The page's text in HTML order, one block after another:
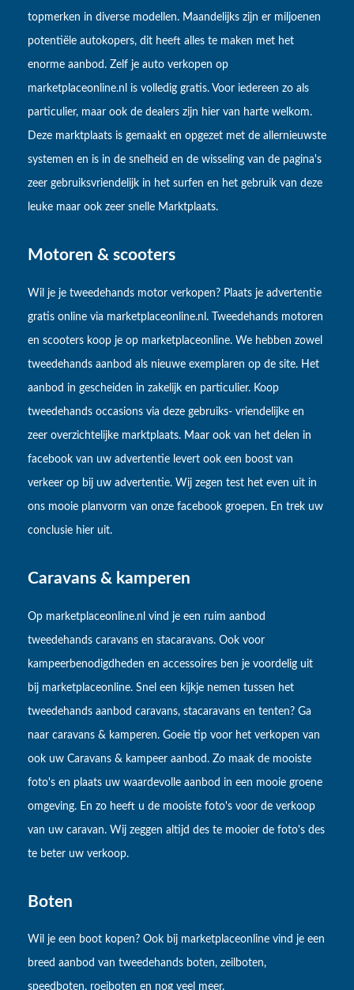
topmerken in diverse modellen. Maandelijks zijn er miljoenen
potentiële autokopers, dit heeft alles te maken met het
enorme aanbod. Zelf je auto verkopen op
marketplaceonline.nl is volledig gratis. Voor iedereen zo als
particulier, maar ook de dealers zijn hier van harte welkom.
Deze marktplaats is gemaakt en opgezet met de allernieuwste
systemen en is in de snelheid en de wisseling van de pagina's
zeer gebruiksvriendelijk in het surfen en het gebruik van deze
leuke maar ook zeer snelle Marktplaats.
Motoren & scooters
Wil je je tweedehands motor verkopen? Plaats je advertentie
gratis online via marketplaceonline.nl. Tweedehands motoren
en scooters koop je op marketplaceonline. We hebben zowel
tweedehands aanbod als nieuwe exemplaren op de site. Het
aanbod in gescheiden in zakelijk en particulier. Koop
tweedehands occasions via deze gebruiks- vriendelijke en
zeer overzichtelijke marktplaats. Maar ook van het delen in
facebook van uw advertentie levert ook een boost van
verkeer op bij uw advertentie. Wij zegen test het even uit in
ons mooie planvorm van onze facebook groepen. En trek uw
conclusie hier uit.
Caravans & kamperen
Op marketplaceonline.nl vind je een ruim aanbod
tweedehands caravans en stacaravans. Ook voor
kampeerbenodigdheden en accessoires ben je voordelig uit
bij marketplaceonline. Snel een kijkje nemen tussen het
tweedehands aanbod caravans, stacaravans en tenten? Ga
naar caravans & kamperen. Goeie tip voor het verkopen van
ook uw Caravans & kampeer aanbod. Zo maak de mooiste
foto's en plaats uw waardevolle aanbod in een mooie groene
omgeving. En zo heeft u de mooiste foto's voor de verkoop
van uw caravan. Wij zeggen altijd des te mooier de foto's des
te beter uw verkoop.
Boten
Wil je een boot kopen? Ook bij marketplaceonline vind je een
breed aanbod van tweedehands boten, zeilboten,
speedboten, roeiboten en nog veel meer.